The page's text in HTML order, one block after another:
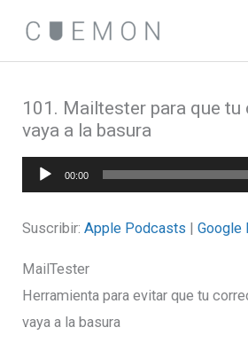
contenido
101. Mailtester para que tu
vaya a la basura
Reproductor
de
audio
00:00
Suscribir:Apple Podcasts |Google
MailTester
Herramienta para evitar que tu
vaya a la basura